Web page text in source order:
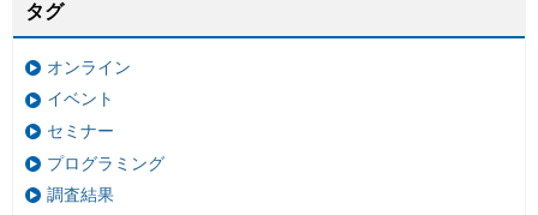
タグ
オンライン
イベント
セミナー
プログラミング
調査結果